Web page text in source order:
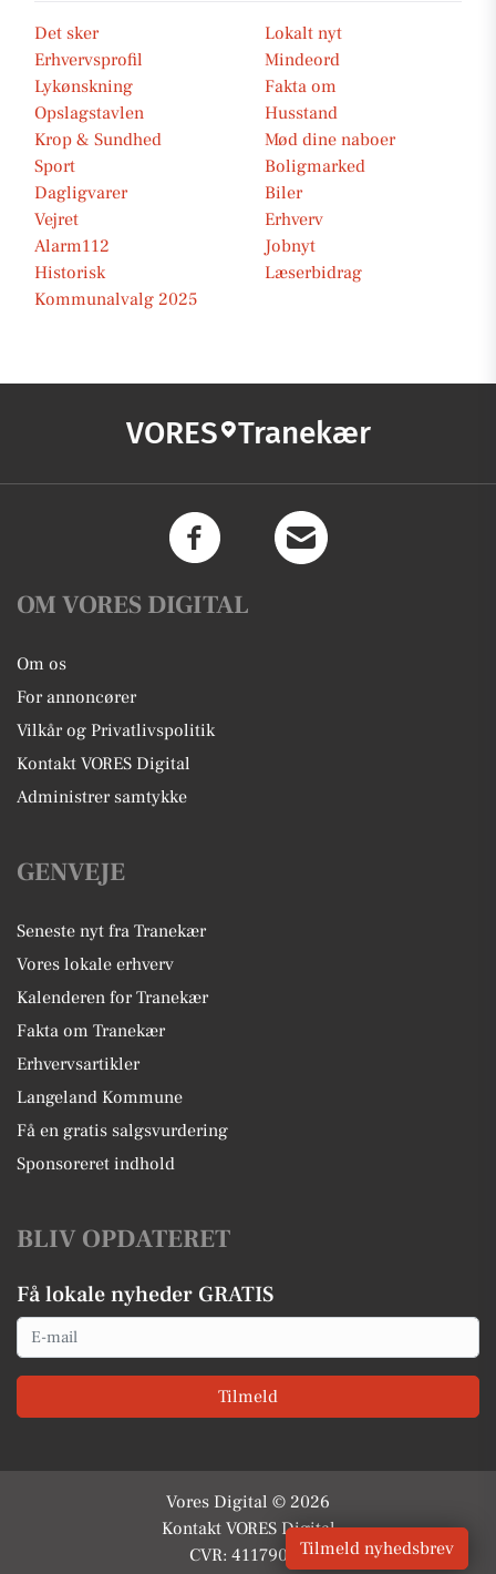
Det sker
Lokalt nyt
Erhvervsprofil
Mindeord
Lykønskning
Fakta om
Opslagstavlen
Husstand
Krop & Sundhed
Mød dine naboer
Sport
Boligmarked
Dagligvarer
Biler
Vejret
Erhverv
Alarm112
Jobnyt
Historisk
Læserbidrag
Kommunalvalg 2025
VORES Tranekær
OM VORES DIGITAL
Om os
For annoncører
Vilkår og Privatlivspolitik
Kontakt VORES Digital
Administrer samtykke
GENVEJE
Seneste nyt fra Tranekær
Vores lokale erhverv
Kalenderen for Tranekær
Fakta om Tranekær
Erhvervsartikler
Langeland Kommune
Få en gratis salgsvurdering
Sponsoreret indhold
BLIV OPDATERET
Få lokale nyheder GRATIS
Email
Tilmeld
Vores Digital © 2026
Kontakt VORES Digital
CVR: 41179082Tilmeld nyhedsbrev